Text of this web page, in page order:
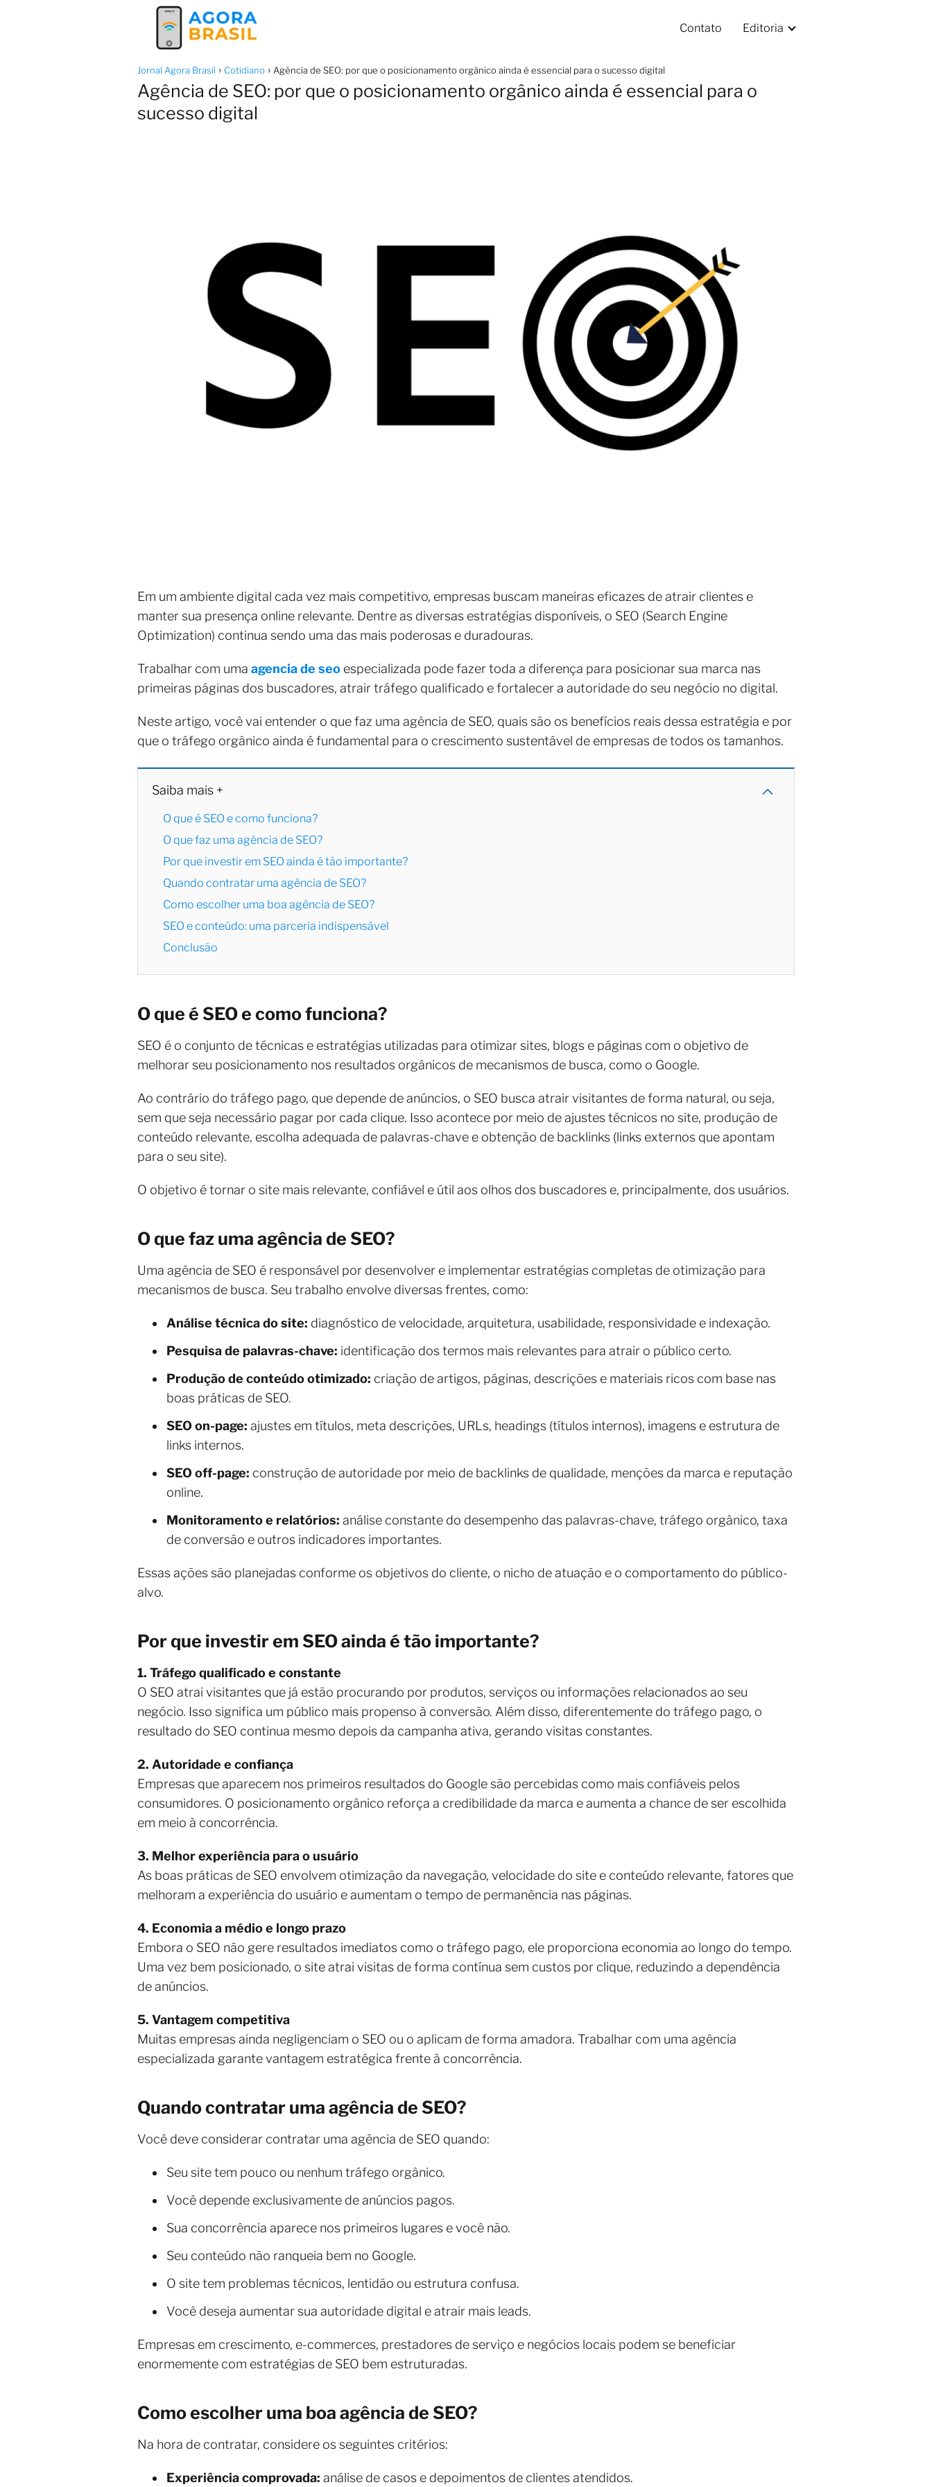
Contato Editoria
Jornal Agora Brasil Cotidiano Agência de SEO: por que o posicionamento orgânico ainda é essencial para o sucesso digital
Agência de SEO: por que o posicionamento orgânico ainda é essencial para o
sucesso digital
Em um ambiente digital cada vez mais competitivo, empresas buscam maneiras eficazes de atrair clientes e
manter sua presença online relevante. Dentre as diversas estratégias disponíveis, o SEO (Search Engine
Optimization) continua sendo uma das mais poderosas e duradouras.
Trabalhar com uma agencia de seo especializada pode fazer toda a diferença para posicionar sua marca nas
primeiras páginas dos buscadores, atrair tráfego qualificado e fortalecer a autoridade do seu negócio no digital.
Neste artigo, você vai entender o que faz uma agência de SEO, quais são os benefícios reais dessa estratégia e por
que o tráfego orgânico ainda é fundamental para o crescimento sustentável de empresas de todos os tamanhos.
Saiba mais +
O que é SEO e como funciona?
O que faz uma agência de SEO?
Por que investir em SEO ainda é tão importante?
Quando contratar uma agência de SEO?
Como escolher uma boa agência de SEO?
SEO e conteúdo: uma parceria indispensável
Conclusão
O que é SEO e como funciona?
SEO é o conjunto de técnicas e estratégias utilizadas para otimizar sites, blogs e páginas com o objetivo de
melhorar seu posicionamento nos resultados orgânicos de mecanismos de busca, como o Google.
Ao contrário do tráfego pago, que depende de anúncios, o SEO busca atrair visitantes de forma natural, ou seja,
sem que seja necessário pagar por cada clique. Isso acontece por meio de ajustes técnicos no site, produção de
conteúdo relevante, escolha adequada de palavras-chave e obtenção de backlinks (links externos que apontam
para o seu site).
O objetivo é tornar o site mais relevante, confiável e útil aos olhos dos buscadores e, principalmente, dos usuários.
O que faz uma agência de SEO?
Uma agência de SEO é responsável por desenvolver e implementar estratégias completas de otimização para
mecanismos de busca. Seu trabalho envolve diversas frentes, como:
Análise técnica do site: diagnóstico de velocidade, arquitetura, usabilidade, responsividade e indexação.
Pesquisa de palavras-chave: identificação dos termos mais relevantes para atrair o público certo.
Produção de conteúdo otimizado: criação de artigos, páginas, descrições e materiais ricos com base nas
boas práticas de SEO.
SEO on-page: ajustes em títulos, meta descrições, URLs, headings (títulos internos), imagens e estrutura de
links internos.
SEO off-page: construção de autoridade por meio de backlinks de qualidade, menções da marca e reputação
online.
Monitoramento e relatórios: análise constante do desempenho das palavras-chave, tráfego orgânico, taxa
de conversão e outros indicadores importantes.
Essas ações são planejadas conforme os objetivos do cliente, o nicho de atuação e o comportamento do público-
alvo.
Por que investir em SEO ainda é tão importante?
1. Tráfego qualificado e constante
O SEO atrai visitantes que já estão procurando por produtos, serviços ou informações relacionados ao seu
negócio. Isso significa um público mais propenso à conversão. Além disso, diferentemente do tráfego pago, o
resultado do SEO continua mesmo depois da campanha ativa, gerando visitas constantes.
2. Autoridade e confiança
Empresas que aparecem nos primeiros resultados do Google são percebidas como mais confiáveis pelos
consumidores. O posicionamento orgânico reforça a credibilidade da marca e aumenta a chance de ser escolhida
em meio à concorrência.
3. Melhor experiência para o usuário
As boas práticas de SEO envolvem otimização da navegação, velocidade do site e conteúdo relevante, fatores que
melhoram a experiência do usuário e aumentam o tempo de permanência nas páginas.
4. Economia a médio e longo prazo
Embora o SEO não gere resultados imediatos como o tráfego pago, ele proporciona economia ao longo do tempo.
Uma vez bem posicionado, o site atrai visitas de forma contínua sem custos por clique, reduzindo a dependência
de anúncios.
5. Vantagem competitiva
Muitas empresas ainda negligenciam o SEO ou o aplicam de forma amadora. Trabalhar com uma agência
especializada garante vantagem estratégica frente à concorrência.
Quando contratar uma agência de SEO?
Você deve considerar contratar uma agência de SEO quando:
Seu site tem pouco ou nenhum tráfego orgânico.
Você depende exclusivamente de anúncios pagos.
Sua concorrência aparece nos primeiros lugares e você não.
Seu conteúdo não ranqueia bem no Google.
O site tem problemas técnicos, lentidão ou estrutura confusa.
Você deseja aumentar sua autoridade digital e atrair mais leads.
Empresas em crescimento, e-commerces, prestadores de serviço e negócios locais podem se beneficiar
enormemente com estratégias de SEO bem estruturadas.
Como escolher uma boa agência de SEO?
Na hora de contratar, considere os seguintes critérios:
Experiência comprovada: análise de casos e depoimentos de clientes atendidos.